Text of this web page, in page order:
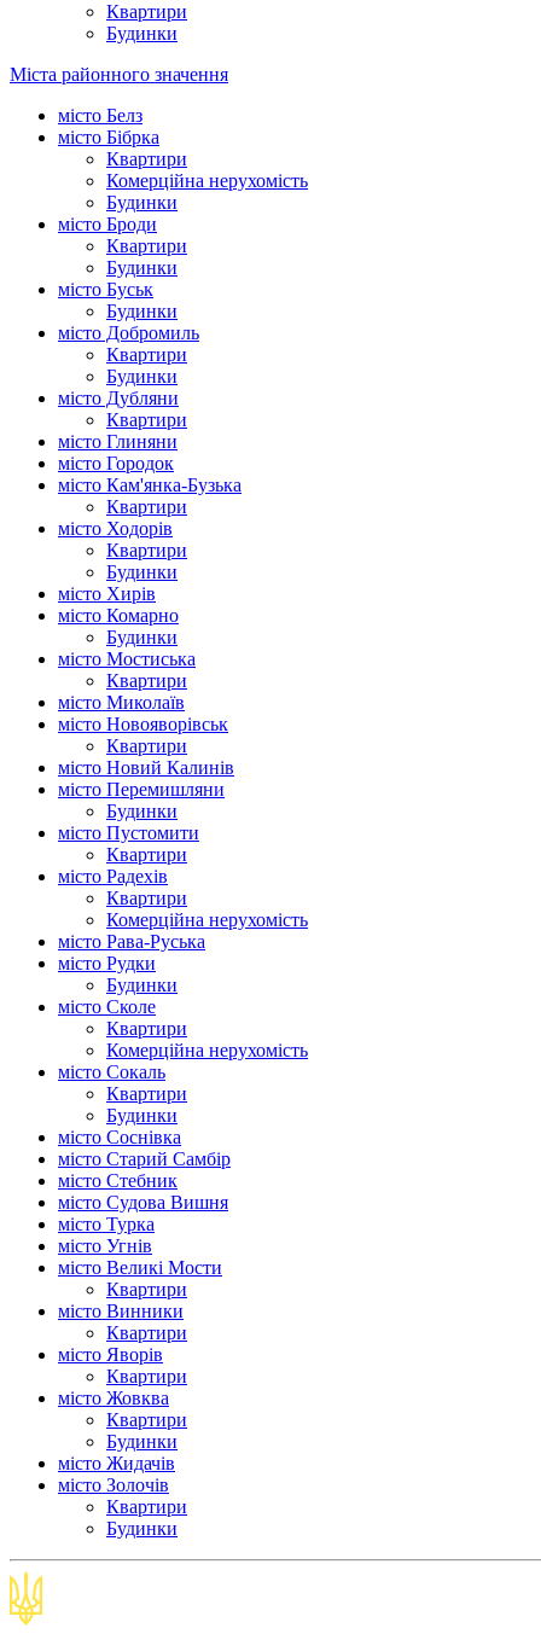
Квартири
Будинки
Міста районного значення
місто Белз
місто Бібрка
Квартири
Комерційна нерухомість
Будинки
місто Броди
Квартири
Будинки
місто Буськ
Будинки
місто Добромиль
Квартири
Будинки
місто Дубляни
Квартири
місто Глиняни
місто Городок
місто Кам'янка-Бузька
Квартири
місто Ходорів
Квартири
Будинки
місто Хирів
місто Комарно
Будинки
місто Мостиська
Квартири
місто Миколаїв
місто Новояворівськ
Квартири
місто Новий Калинів
місто Перемишляни
Будинки
місто Пустомити
Квартири
місто Радехів
Квартири
Комерційна нерухомість
місто Рава-Руська
місто Рудки
Будинки
місто Сколе
Квартири
Комерційна нерухомість
місто Сокаль
Квартири
Будинки
місто Соснівка
місто Старий Самбір
місто Стебник
місто Судова Вишня
місто Турка
місто Угнів
місто Великі Мости
Квартири
місто Винники
Квартири
місто Яворів
Квартири
місто Жовква
Квартири
Будинки
місто Жидачів
місто Золочів
Квартири
Будинки